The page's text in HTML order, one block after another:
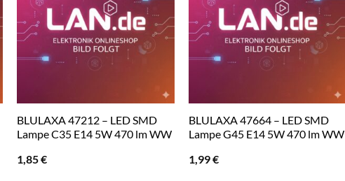
BLULAXA 47212 – LED SMD
Lampe C35 E14 5W 470 lm WW
1,85€
BLULAXA 47664 – LED SMD
Lampe G45 E14 5W 470 lm WW
1,99€